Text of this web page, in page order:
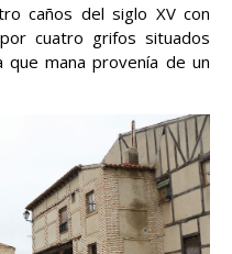
caños del siglo XV con
cuatro grifos situados
mana provenía de un